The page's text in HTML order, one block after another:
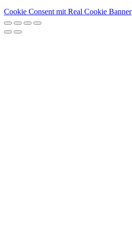
Cookie Consent mit Real Cookie Banner